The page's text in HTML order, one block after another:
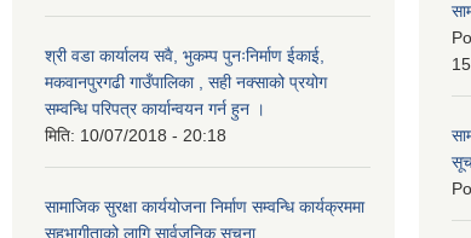
श्री वडा कार्यालय सवै, भुकम्प पुनःनिर्माण ईकाई,
मकवानपुरगढी गाउँपालिका , सही नक्साको प्रयोग
सम्वन्धि परिपत्र कार्यान्वयन गर्न हुन ।
मिति: 10/07/2018 - 20:18
सामाजिक सुरक्षा कार्ययोजना निर्माण सम्वन्धि कार्यक्रममा
सहभागीताको लागि सार्वजनिक सूचना